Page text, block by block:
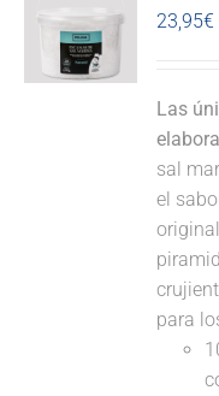
23,95€
Las
sal
el
para